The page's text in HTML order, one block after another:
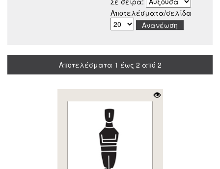
Αποτελέσματα/σελίδα
Αποτελέσματα 1 έως 2 από 2